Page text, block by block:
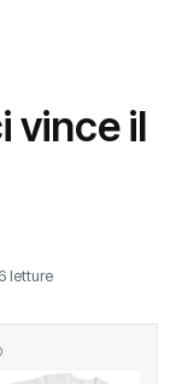
vince il
letture